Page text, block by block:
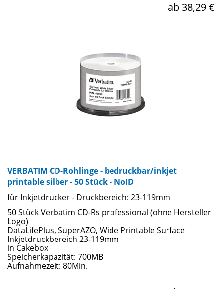
ab 38,29 €
VERBATIM CD-Rohlinge - bedruckbar/inkjet
printable silber - 50 Stück - NoID
für Inkjetdrucker - Druckbereich: 23-119mm
50 Stück Verbatim CD-Rs professional (ohne Hersteller
Logo)
DataLifePlus, SuperAZO, Wide Printable Surface
Inkjetdruckbereich 23-119mm
in Cakebox
Speicherkapazität: 700MB
Aufnahmezeit: 80Min.